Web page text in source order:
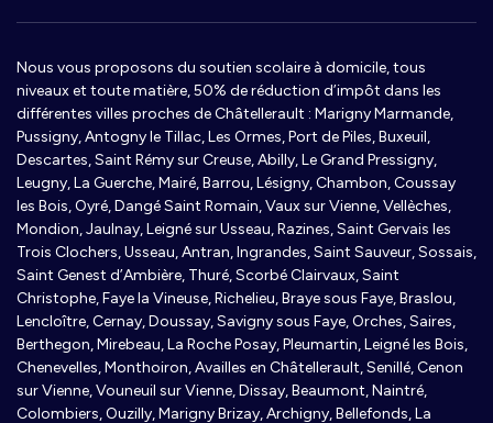
Nous vous proposons du soutien scolaire à domicile, tous
niveaux et toute matière, 50% de réduction d’impôt dans les
différentes villes proches de Châtellerault : Marigny Marmande,
Pussigny, Antogny le Tillac, Les Ormes, Port de Piles, Buxeuil,
Descartes, Saint Rémy sur Creuse, Abilly, Le Grand Pressigny,
Leugny, La Guerche, Mairé, Barrou, Lésigny, Chambon, Coussay
les Bois, Oyré, Dangé Saint Romain, Vaux sur Vienne, Vellèches,
Mondion, Jaulnay, Leigné sur Usseau, Razines, Saint Gervais les
Trois Clochers, Usseau, Antran, Ingrandes, Saint Sauveur, Sossais,
Saint Genest d’Ambière, Thuré, Scorbé Clairvaux, Saint
Christophe, Faye la Vineuse, Richelieu, Braye sous Faye, Braslou,
Lencloître, Cernay, Doussay, Savigny sous Faye, Orches, Saires,
Berthegon, Mirebeau, La Roche Posay, Pleumartin, Leigné les Bois,
Chenevelles, Monthoiron, Availles en Châtellerault, Senillé, Cenon
sur Vienne, Vouneuil sur Vienne, Dissay, Beaumont, Naintré,
Colombiers, Ouzilly, Marigny Brizay, Archigny, Bellefonds, La